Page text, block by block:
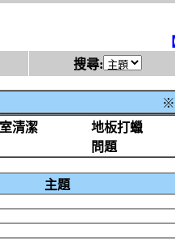
搜尋:
※
清潔
地板打蠟
問題
主題